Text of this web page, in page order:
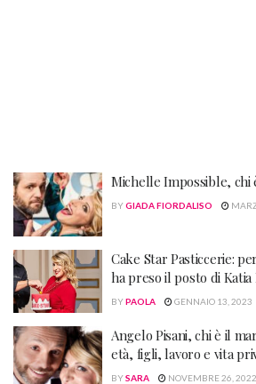
Michelle Impossible, chi
BYGIADA FIORDALISO
Cake Star Pasticcerie:
ha preso il posto di Katia
BYPAOLA GENNAIO 13, 2023
Angelo Pisani, chi è il
età, figli, lavoro e vita
BYSARA NOVEMBRE 26, 2022